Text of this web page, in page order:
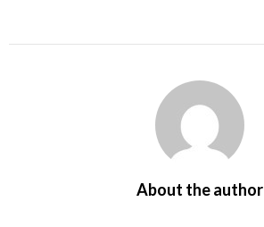
About the author